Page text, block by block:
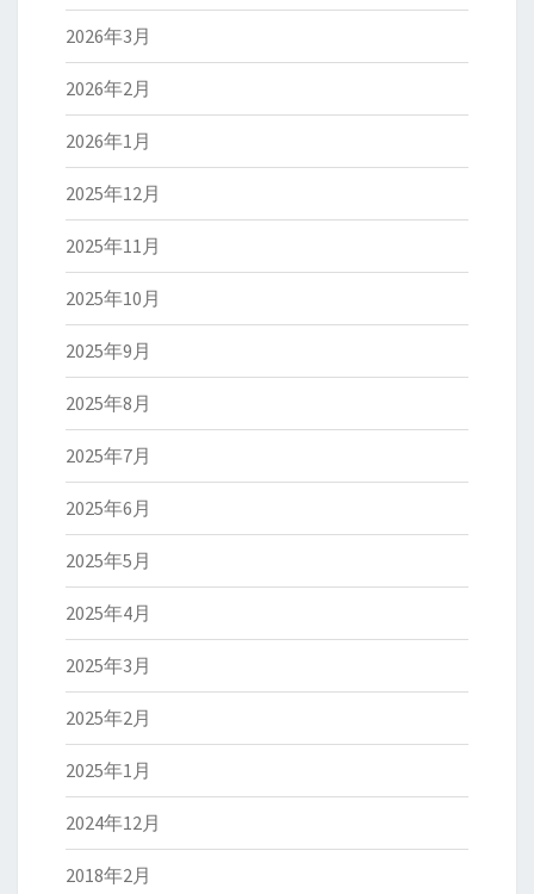
2026年3月
2026年2月
2026年1月
2025年12月
2025年11月
2025年10月
2025年9月
2025年8月
2025年7月
2025年6月
2025年5月
2025年4月
2025年3月
2025年2月
2025年1月
2024年12月
2018年2月